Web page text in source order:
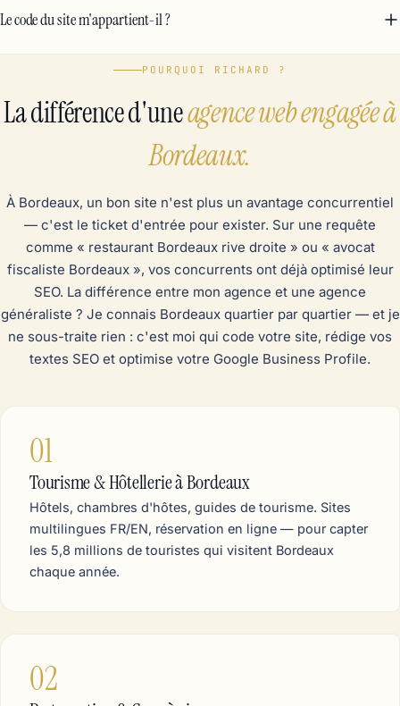
Le code du site m'appartient-il ?
POURQUOI RICHARD ?
La différence d'uneagence web engagée à
Bordeaux.
À Bordeaux, un bon site n'est plus un avantage concurrentiel
— c'est le ticket d'entrée pour exister. Sur une requête
comme « restaurant Bordeaux rive droite » ou « avocat
fiscaliste Bordeaux », vos concurrents ont déjà optimisé leur
SEO. La différence entre mon agence et une agence
généraliste ? Je connais Bordeaux quartier par quartier — et je
ne sous-traite rien : c'est moi qui code votre site, rédige vos
textes SEO et optimise votre Google Business Profile.
01
Tourisme & Hôtellerie à Bordeaux
Hôtels, chambres d'hôtes, guides de tourisme. Sites
multilingues FR/EN, réservation en ligne — pour capter
les 5,8 millions de touristes qui visitent Bordeaux
chaque année.
02